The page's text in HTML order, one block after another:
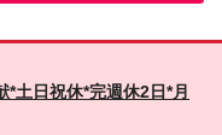
善町 ・沖縄/那覇市 (変
連勤務地
⼟⽇祝休*完週休2日*月